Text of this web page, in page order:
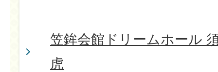
笠鉾会館ドリームホール
虎